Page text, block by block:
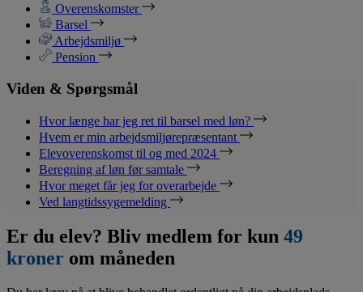
Overenskomster
Barsel
Arbejdsmiljø
Pension
Viden & Spørgsmål
Hvor længe har jeg ret til barsel med løn?
Hvem er min arbejdsmiljørepræsentant
Elevoverenskomst til og med 2024
Beregning af løn før samtale
Hvor meget får jeg for overarbejde
Ved langtidssygemelding
Er du elev? Bliv medlem for kun 49
kroner om måneden